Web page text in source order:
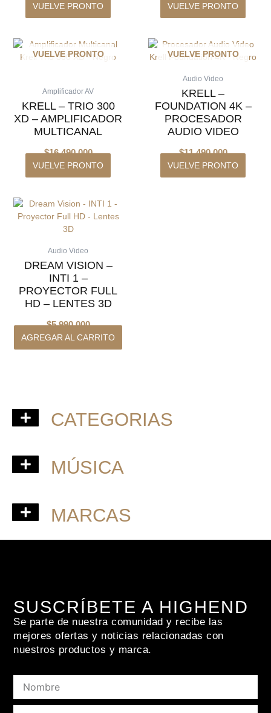
CATEGORIAS
MÚSICA
MARCAS
VUELVE PRONTO VUELVE PRONTO
VUELVE PRONTO
Amplificador AV
KRELL – TRIO 300
XD – AMPLIFICADOR
MULTICANAL
$16.490.000
VUELVE PRONTO
VUELVE PRONTO
Audio Video
KRELL –
FOUNDATION 4K –
PROCESADOR
AUDIO VIDEO
$11.490.000
VUELVE PRONTO
Audio Video
DREAM VISION –
INTI 1 –
PROYECTOR FULL
HD – LENTES 3D
$5.990.000
AGREGAR AL CARRITO
SUSCRÍBETE A HIGHEND
Se parte de nuestra comunidad y recibe las
mejores ofertas y noticias relacionadas con
nuestros productos y marca.